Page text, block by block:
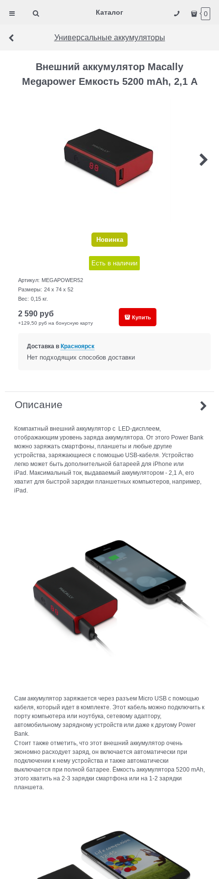
Каталог 0
Универсальные аккумуляторы
Внешний аккумулятор Macally
Megapower Емкость 5200 mAh, 2,1 А
Новинка
Есть в наличии
Артикул: MEGAPOWER52
Размеры: 24 x 74 x 52
Вес: 0,15 кг.
2 590 руб
+129,50 руб на бонусную карту
Купить
Доставка в Красноярск
Нет подходящих способов доставки
Описание
Компактный внешний аккумулятор с LED-дисплеем,
отображающим уровень заряда аккумулятора. От этого Power Bank
можно заряжать смартфоны, планшеты и любые другие
устройства, заряжающиеся с помощью USB-кабеля. Устройство
легко может быть дополнительной батареей для iPhone или
iPad. Максимальный ток, выдаваемый аккумулятором - 2,1 А, его
хватит для быстрой зарядки планшетных компьютеров, например,
iPad.
Сам аккумулятор заряжается через разъем Micro USB с помощью
кабеля, который идет в комплекте. Этот кабель можно подключить к
порту компьютера или ноутбука, сетевому адаптору,
автомобильному зарядному устройств или даже к другому Power
Bank.
Стоит также отметить, что этот внешний аккумулятор очень
экономно расходует заряд, он включается автоматически при
подключении к нему устройства и также автоматически
выключается при полной батарее. Ёмкость аккумулятора 5200 mAh,
этого хватить на 2-3 зарядки смартфона или на 1-2 зарядки
планшета.